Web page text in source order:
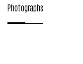
Photographs